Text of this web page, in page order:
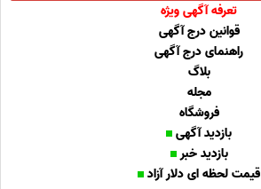
تعرفه آگهی ویژه
قوانین درج آگهی
راهنمای درج آگهی
بلاگ
مجله
فروشگاه
بازدید آگهی
بازدید خبر
قیمت لحظه ای دلار آزاد